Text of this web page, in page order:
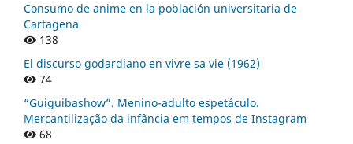
Consumo de anime en la población universitaria de
Cartagena
138
El discurso godardiano en vivre sa vie (1962)
74
“Guiguibashow”. Menino-adulto espetáculo.
Mercantilização da infância em tempos de Instagram
68